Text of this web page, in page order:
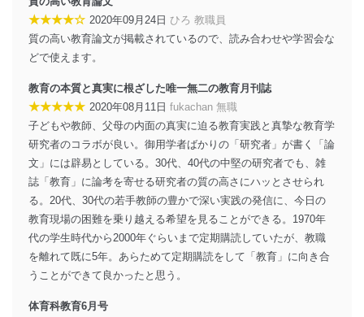
当社は、個人情報に関連する法令、国が定める指針及び
その他の規範を遵守します。また、当社の管理の仕組み
に、これらの法令及びその他の規範を常に適合させま
個人情報の安全管理措置
当社は、個人情報の正確性及び安全性を確保するため
に、下記セキュリティ対策をはじめとする安全対策を実
施し、個人情報の漏えい、滅失またはき損の防止及び是
正に努めます。
アクセス制御
個人データを取り扱うことのできる機器及び当該
機器を取り扱う従業者を明確化し、 個人データへ
アクセス者の識別と認証
ーザーアカウント制御）により、個人情報データ
★★★★☆ 2020年09月24日 ひろ 教職員
質の高い教育論文が掲載されているので、読み合わせや学習会な
どで使えます。
教育の本質と真実に根ざした唯一無二の教育月刊誌
★★★★★ 2020年08月11日 fukachan 無職
子どもや教師、父母の内面の真実に迫る教育実践と真摯な教育学
研究者のコラボが良い。御用学者ばかりの「研究者」が書く「論
文」には辟易としている。30代、40代の中堅の研究者でも、雑
誌「教育」に論考を寄せる研究者の質の高さにハッとさせられ
る。20代、30代の若手教師の豊かで深い実践の発信に、今日の
教育現場の困難を乗り越える希望を見ることができる。1970年
代の学生時代から2000年ぐらいまで定期購読していたが、教職
を離れて既に5年。あらためて定期購読をして「教育」に向き合
うことができて良かったと思う。
体育科教育6月号